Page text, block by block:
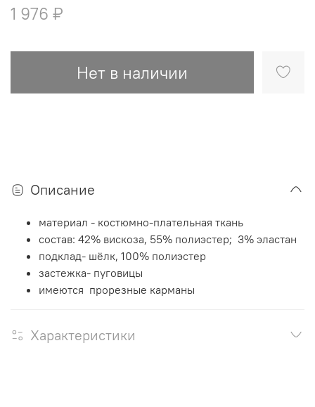
1 976 ₽
Нет в наличии
Описание
материал - костюмно-плательная ткань
состав: 42% вискоза, 55% полиэстер; 3% эластан
подклад- шёлк, 100% полиэстер
застежка- пуговицы
имеются прорезные карманы
Характеристики